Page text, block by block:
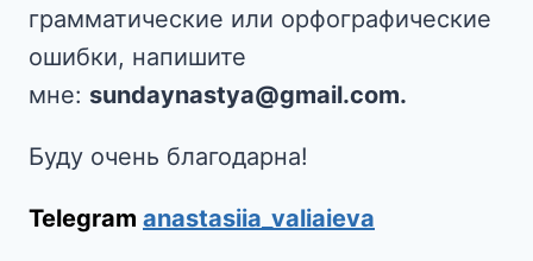
грамматические или орфографические
ошибки, напишите
мне: sundaynastya@gmail.com.
Буду очень благодарна!
Telegram anastasiia_valiaieva